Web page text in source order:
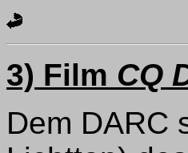
3) Film CQ
Dem DARC